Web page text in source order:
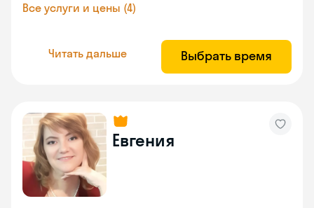
Все услуги и цены (4)
Читать дальше Выбрать время
Евгения